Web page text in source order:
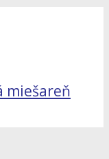
miešareň